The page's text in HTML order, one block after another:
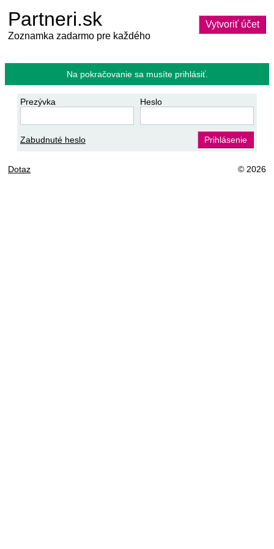
Partneri.sk
Zoznamka zadarmo pre každého
Vytvoriť účet
Na pokračovanie sa musíte prihlásiť.
Prezývka Heslo
Zabudnuté heslo Prihlásenie
Dotaz © 2026